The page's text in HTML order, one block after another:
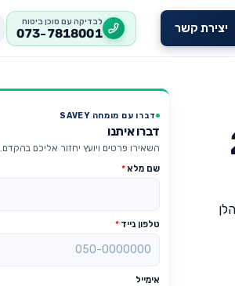
יצירת קשר לבדיקה עם סוכן ביטוח
073-7818001
דברו עם מומחה SAVEY
דברו איתנו
השאירו פרטים ויועץ יחזור אליכם בהקדם.
שם מלא*
טלפון נייד *
אימייל